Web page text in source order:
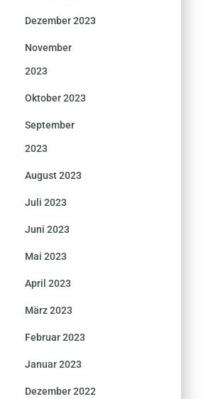
Dezember 2023
November
2023
Oktober 2023
September
2023
August 2023
Juli 2023
Juni 2023
Mai 2023
April 2023
März 2023
Februar 2023
Januar 2023
Dezember 2022